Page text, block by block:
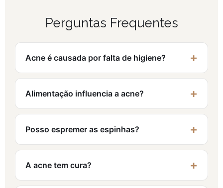
Perguntas Frequentes
Acne é causada por falta de higiene?
Alimentação influencia a acne?
Posso espremer as espinhas?
A acne tem cura?